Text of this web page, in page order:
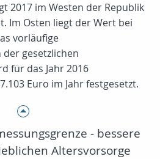
2017 im Westen der Republik
Im Osten liegt der Wert bei
vorläufige
gesetzlichen
für das Jahr 2016
Euro im Jahr festgesetzt.
- bessere
Altersvorsorge